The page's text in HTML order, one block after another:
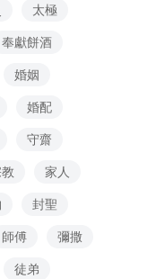
太極
奉獻餅酒
婚姻
婚配
守齋
家人
封聖
師傅
彌撒
徒弟